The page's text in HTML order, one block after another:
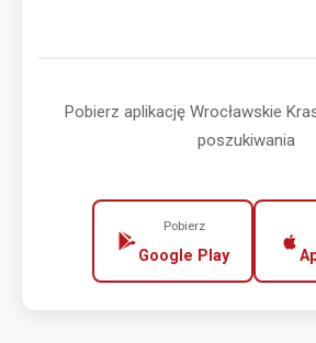
Pobierz aplikację Wrocławskie
poszukiwania
Pobierz
Google Play